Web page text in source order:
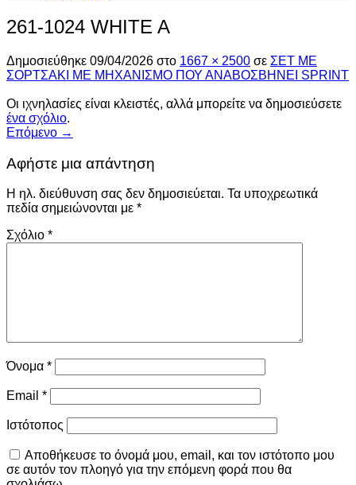
261-1024 WHITE A
Δημοσιεύθηκε 09/04/2026 στο 1667 × 2500 σε ΣΕΤ ΜΕ
ΣΟΡΤΣΑΚΙ ΜΕ ΜΗΧΑΝΙΣΜΟ ΠΟΥ ΑΝΑΒΟΣΒΗΝΕΙ SPRINT
Οι ιχνηλασίες είναι κλειστές, αλλά μπορείτε να δημοσιεύσετε
ένα σχόλιο.
Επόμενο →
Αφήστε μια απάντηση
Η ηλ. διεύθυνση σας δεν δημοσιεύεται. Τα υποχρεωτικά
πεδία σημειώνονται με *
Σχόλιο *
Όνομα *
Email *
Ιστότοπος
Αποθήκευσε το όνομά μου, email, και τον ιστότοπο μου
σε αυτόν τον πλοηγό για την επόμενη φορά που θα